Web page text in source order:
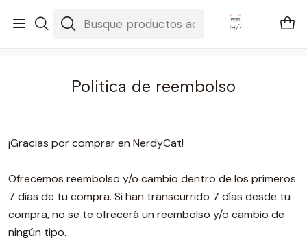
🚐 Envíos Nacionales gratis en compras mayores a $2100
Politica de reembolso
¡Gracias por comprar en NerdyCat!
Ofrecemos reembolso y/o cambio dentro de los primeros
7 días de tu compra. Si han transcurrido 7 días desde tu
compra, no se te ofrecerá un reembolso y/o cambio de
ningún tipo.